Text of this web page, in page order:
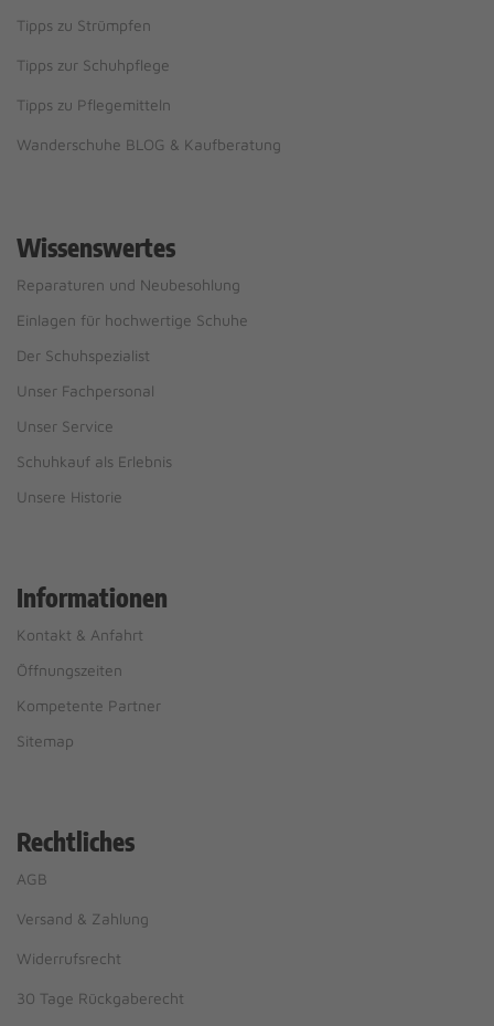
Tipps zu Strümpfen
Tipps zur Schuhpflege
Tipps zu Pflegemitteln
Wanderschuhe BLOG & Kaufberatung
Wissenswertes
Reparaturen und Neubesohlung
Einlagen für hochwertige Schuhe
Der Schuhspezialist
Unser Fachpersonal
Unser Service
Schuhkauf als Erlebnis
Unsere Historie
Informationen
Kontakt & Anfahrt
Öffnungszeiten
Kompetente Partner
Sitemap
Rechtliches
AGB
Versand & Zahlung
Widerrufsrecht
30 Tage Rückgaberecht